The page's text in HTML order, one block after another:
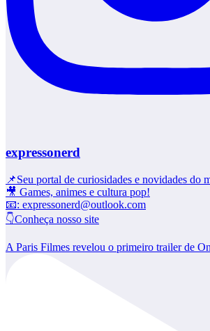
expressonerd
📌Seu portal de curiosidades e novidades do
🎥 Games, animes e cultura pop!
📧: expressonerd@outlook.com
👇Conheça nosso site
A Paris Filmes revelou o primeiro trailer de